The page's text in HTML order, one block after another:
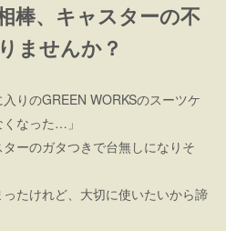
棒、キャスターの不
ませんか？
りのGREEN WORKSのスーツケ
なった…」
ターのガタつきで台無しになりそ
ったけれど、大切に使いたいから諦